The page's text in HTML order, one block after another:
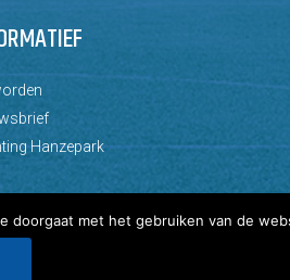
Hanzepark
met het gebruiken van de